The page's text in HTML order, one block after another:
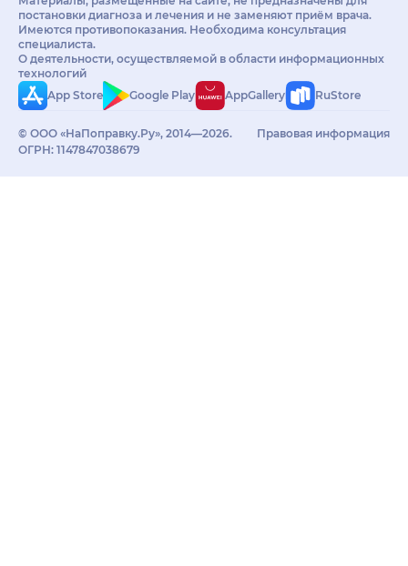
постановки диагноза и лечения и не заменяют приём врача.
Имеются противопоказания. Необходима консультация
специалиста.
О деятельности, осуществляемой в области информационных
технологий
App Store
Google Play AppGallery RuStore
© ООО «НаПоправку.Ру», 2014—2026.
ОГРН: 1147847038679
Правовая информация